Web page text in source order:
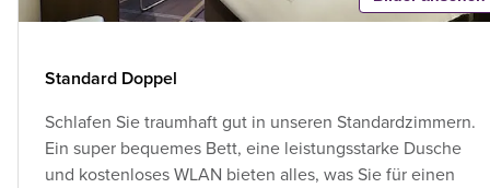
Standard Doppel
Schlafen Sie traumhaft gut in unseren Standardzimmern.
Ein super bequemes Bett, eine leistungsstarke Dusche
und kostenloses WLAN bieten alles, was Sie für einen